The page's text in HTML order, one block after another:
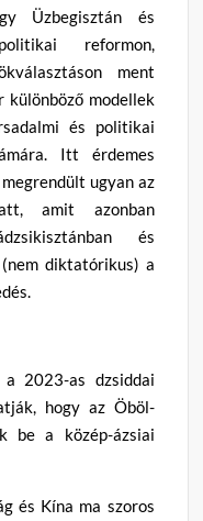
Üzbegisztán és
reformon,
ment
különböző modellek
és politikai
Itt érdemes
ugyan az
amit azonban
és
diktatórikus) a
2023-as dzsiddai
hogy az Öböl-
be a közép-ázsiai
és Kína ma szoros